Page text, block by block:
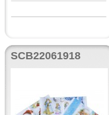
SCB22061918